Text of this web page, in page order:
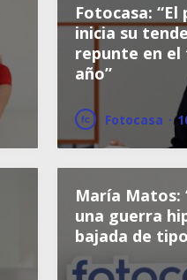
Fotocasa:
inicia su
repunte en
año”
Fotocasa ·
María Matos:
una guerra
bajada de